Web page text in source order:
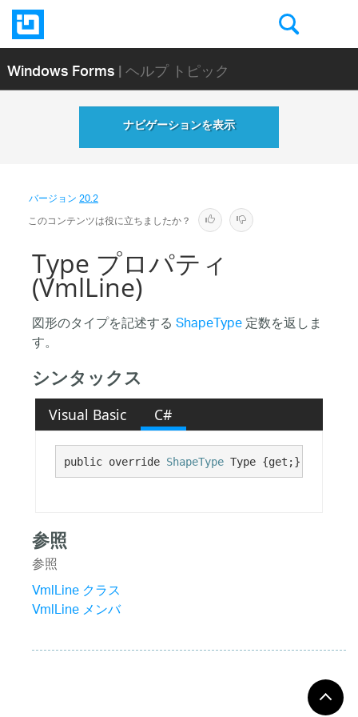
Windows Forms| ヘルプ トピック
ナビゲーションを表示
バージョン20.2
このコンテンツは役に立ちましたか？
Type プロパティ
(VmlLine)
図形のタイプを記述するShapeType定数を返しま
す。
シンタックス
Visual Basic C#
public override ShapeType Type {get;}
参照
参照
VmlLine クラス
VmlLine メンバ